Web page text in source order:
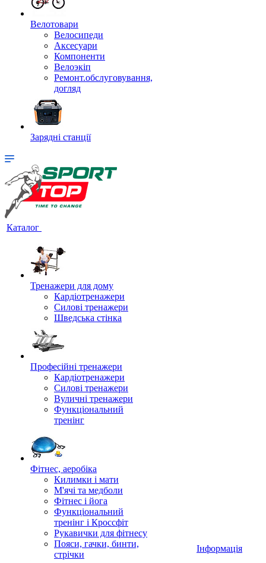
Велотовари
Велосипеди
Аксесуари
Компоненти
Велоэкіп
Ремонт.обслуговування,
догляд
Зарядні станції
Каталог
Тренажери для дому
Кардіотренажери
Силові тренажери
Шведська стінка
Професійні тренажери
Кардіотренажери
Силові тренажери
Вуличні тренажери
Функціональний
тренінг
Фітнес, аеробіка
Килимки і мати
М'ячі та медболи
Фітнес і йога
Функціональний
тренінг і Кроссфіт
Рукавички для фітнесу
Пояси, гачки, бинти,
стрічки
Інформація